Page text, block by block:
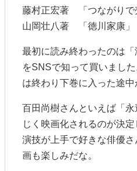
藤村正宏著 「つながりで
山岡壮八著 「徳川家康」
最初に読み終わったのは
をSNSで知って買いまし
は終わり下巻に入った途中
百田尚樹さんといえば「
じく映画化されるのが決
演技が上手で好きな俳優
画も楽しみだな。